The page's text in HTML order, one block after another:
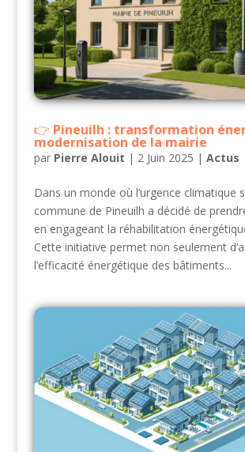
Pineuilh : transformation
modernisation de la mairie
par Pierre Alouit | 2 Juin 2025 | Actus
Dans un monde où l’urgence climatique
commune de Pineuilh a décidé de
en engageant la réhabilitation
Cette initiative permet non seulement
l’efficacité énergétique des bâtiments...